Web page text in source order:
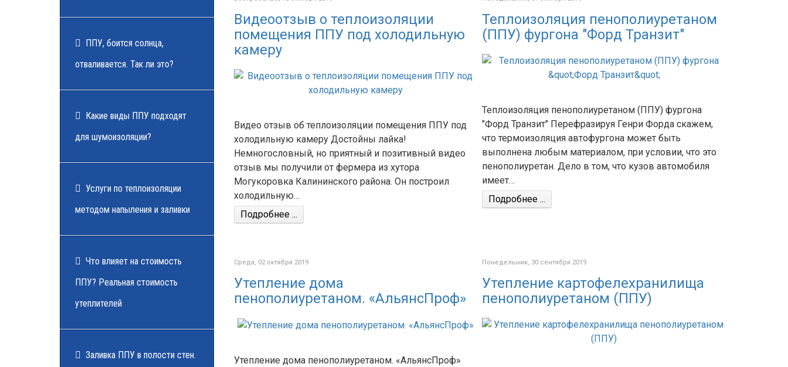
ППУ, боится солнца,
отваливается. Так ли это?
Какие виды ППУ подходят
для шумоизоляции?
Услуги по теплоизоляции
методом напыления и заливки
Что влияет на стоимость
ППУ? Реальная стоимость
утеплителей
Заливка ППУ в полости стен.
Видеоотзыв о теплоизоляции
помещения ППУ под холодильную
камеру
Видео отзыв об теплоизоляции помещения ППУ под
холодильную камеру Достойны лайка!
Немногословный, но приятный и позитивный видео
отзыв мы получили от фермера из хутора
Могукоровка Калининского района. Он построил
холодильную…
Подробнее ...
Теплоизоляция пенополиуретаном
(ППУ) фургона "Форд Транзит"
Теплоизоляция пенополиуретаном (ППУ) фургона
"Форд Транзит" Перефразируя Генри Форда скажем,
что термоизоляция автофургона может быть
выполнена любым материалом, при условии, что это
пенополиуретан. Дело в том, что кузов автомобиля
имеет…
Подробнее ...
Среда, 02 октября 2019
Утепление дома
пенополиуретаном. «АльянсПроф»
Утепление дома пенополиуретаном. «АльянсПроф»
Понедельник, 30 сентября 2019
Утепление картофелехранилища
пенополиуретаном (ППУ)